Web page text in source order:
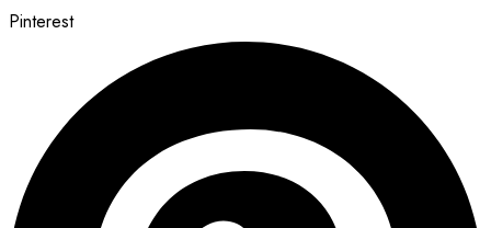
Pinterest